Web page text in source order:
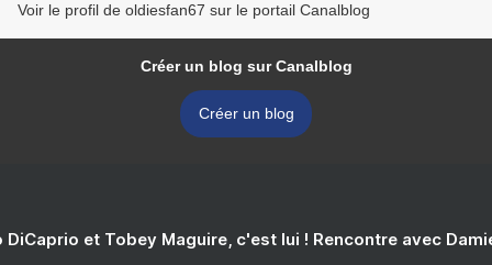
Voir le profil de oldiesfan67 sur le portail Canalblog
Créer un blog sur Canalblog
Créer un blog
DiCaprio et Tobey Maguire, c'est lui ! Rencontre avec